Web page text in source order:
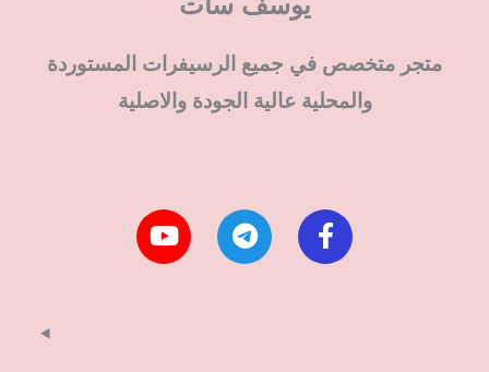
متجر متخصص في جميع الرسيفرات المستوردة
والمحلية عالية الجودة والاصلية